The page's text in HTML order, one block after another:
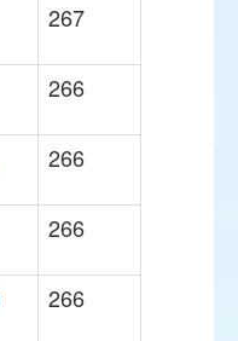
267
266
266
266
266